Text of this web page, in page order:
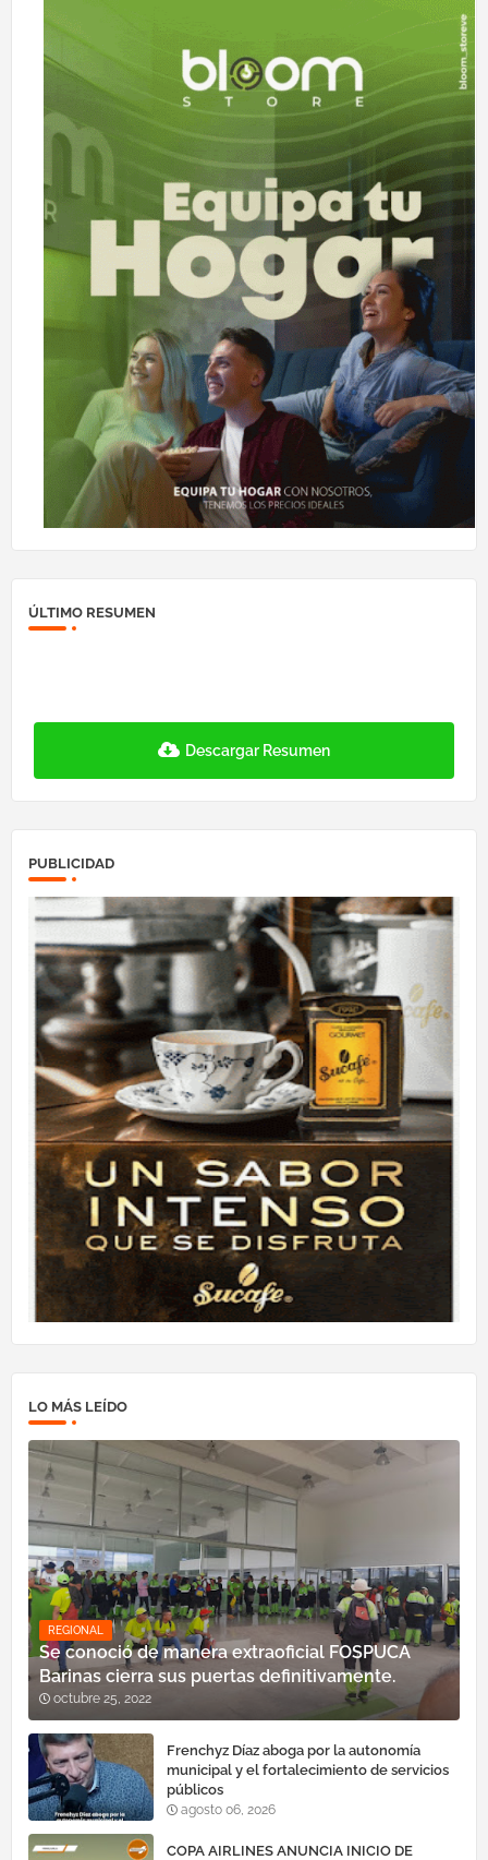
ÚLTIMO RESUMEN
Descargar Resumen
PUBLICIDAD
LO MÁS LEÍDO
REGIONAL
Se conoció de manera extraoficial FOSPUCA
Barinas cierra sus puertas definitivamente.
octubre 25, 2022
Frenchyz Díaz aboga por la autonomía
municipal y el fortalecimiento de servicios
públicos
agosto 06, 2026
COPA AIRLINES ANUNCIA INICIO DE